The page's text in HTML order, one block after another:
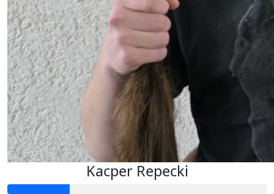
Kacper Repecki